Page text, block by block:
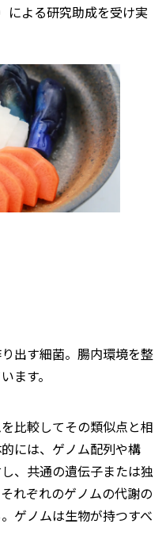
による研究助成を受け実
出す細菌。腸内環境を整
ます。
比較してその類似点と相
には、ゲノム配列や構
、共通の遺伝子または独
れぞれのゲノムの代謝の
ゲノムは生物が持つすべ